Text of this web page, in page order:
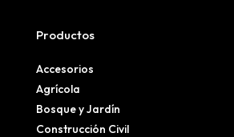
Productos
Accesorios
Agrícola
Bosque y Jardín
Construcción Civil